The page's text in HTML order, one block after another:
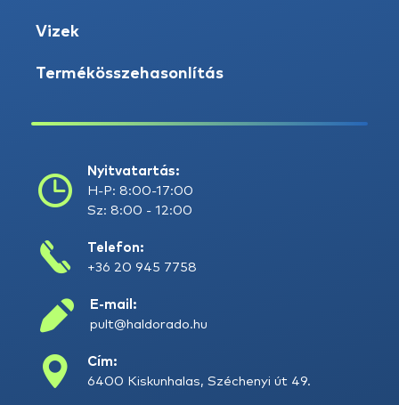
Vizek
Termékösszehasonlítás
Nyitvatartás:
H-P: 8:00-17:00
Sz: 8:00 - 12:00
Telefon:
+36 20 945 7758
E-mail:
pult@haldorado.hu
Cím:
6400 Kiskunhalas, Széchenyi út 49.